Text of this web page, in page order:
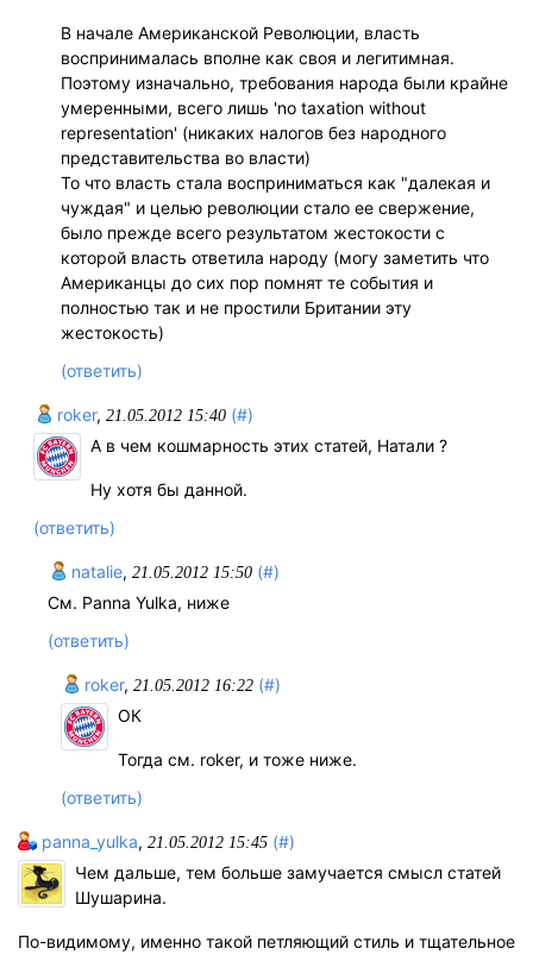
В начале Американской Революции, власть
воспринималась вполне как своя и легитимная.
Поэтому изначально, требования народа были крайне
умеренными, всего лишь 'no taxation without
representation' (никаких налогов без народного
представительства во власти)
То что власть стала восприниматься как "далекая и
чуждая" и целью революции стало ее свержение,
было прежде всего результатом жестокости с
которой власть ответила народу (могу заметить что
Американцы до сих пор помнят те события и
полностью так и не простили Британии эту
жестокость)
(ответить)
roker, 21.05.2012 15:40 (#)
А в чем кошмарность этих статей, Натали ?
Ну хотя бы данной.
(ответить)
natalie, 21.05.2012 15:50 (#)
См. Panna Yulka, ниже
(ответить)
roker,21.05.2012 16:22 (#)
ОК
Тогда см. roker, и тоже ниже.
(ответить)
panna_yulka, 21.05.2012 15:45 (#)
Чем дальше, тем больше замучается смысл статей
Шушарина.
По-видимому, именно такой петляющий стиль и тщательное